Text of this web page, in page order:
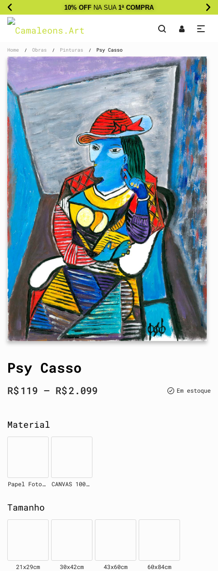
10% OFF NA SUA 1ª COMPRA
Home / Obras / Pinturas / Psy Casso
Psy Casso
Em estoque
R$119 – R$2.099
Material
Papel Fotográfico CANVAS 100% Algodão
Tamanho
21x29cm 30x42cm 43x60cm 60x84cm